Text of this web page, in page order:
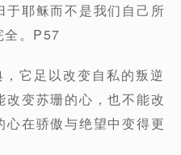
耶稣而不是我们自己所
全。P57
它足以改变自私的叛逆
变苏珊的心，也不能改
在骄傲与绝望中变得更